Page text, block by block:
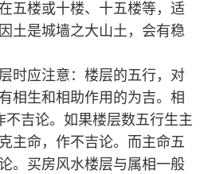
五楼或十楼、十五楼等，适
土是城墙之大山土，会有稳
时应注意：楼层的五行，对
相生和相助作用的为吉。相
不吉论。如果楼层数五行生主
主命，作不吉论。而主命五
。买房风水楼层与属相一般